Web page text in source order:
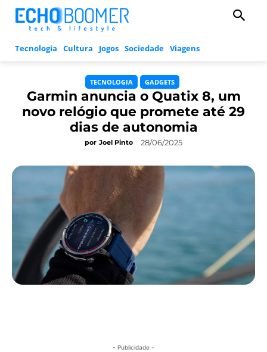
Tecnologia Cultura Jogos Sociedade Viagens
TECNOLOGIA GADGETS
Garmin anuncia o Quatix 8, um
novo relógio que promete até 29
dias de autonomia
por Joel Pinto 28/06/2025
- Publicidade -